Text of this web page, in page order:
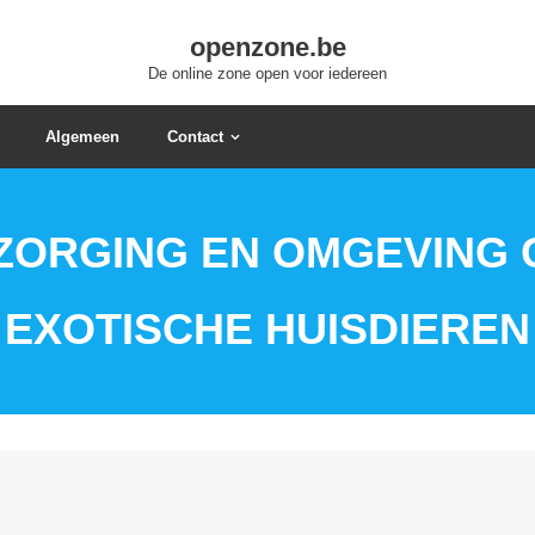
openzone.be
De online zone open voor iedereen
Algemeen Contact
EN OMGEVING
EXOTISCHE HUISDIEREN